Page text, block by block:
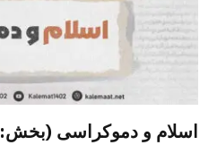
اسلام و دموکراسی (بخش: ۸)